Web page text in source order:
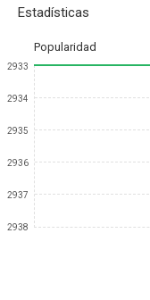
Estadísticas
Popularidad
2933
2934
2935
2936
2937
2938